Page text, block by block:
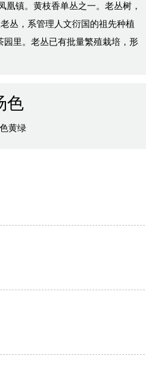
镇。黄枝香单丛之一。老丛树，
丛，系管理人文衍国的祖先种植
园里。老丛已有批量繁殖栽培，形
色
黄绿